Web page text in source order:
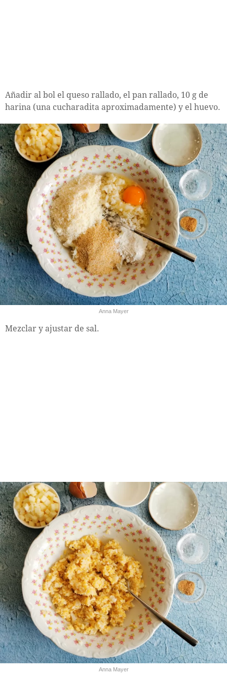
Añadir al bol el queso rallado, el pan rallado, 10 g de
harina (una cucharadita aproximadamente) y el huevo.
Anna Mayer
Mezclar y ajustar de sal.
Anna Mayer